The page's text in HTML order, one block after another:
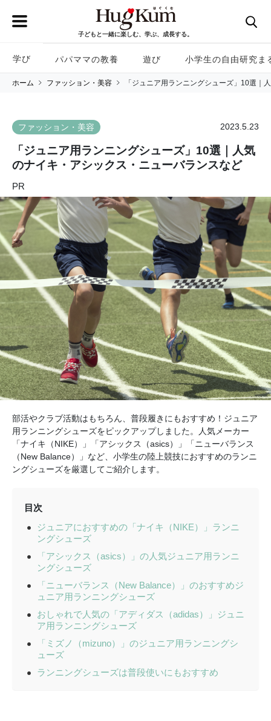
子どもと一緒に楽しむ、学ぶ、成長する。
学び パパママの教養 遊び 小学生の自由研究ま
ホーム ファッション・美容 「ジュニア用ランニングシューズ」10選｜
ファッション・美容 2023.5.23
「ジュニア用ランニングシューズ」10選｜人気
のナイキ・アシックス・ニューバランスなど
PR
部活やクラブ活動はもちろん、普段履きにもおすすめ！ジュニア
用ランニングシューズをピックアップしました。人気メーカー
「ナイキ（NIKE）」「アシックス（asics）」「ニューバランス
（New Balance）」など、小学生の陸上競技におすすめのランニ
ングシューズを厳選してご紹介します。
目次
ジュニアにおすすめの「ナイキ（NIKE）」ランニ
ングシューズ
「アシックス（asics）」の人気ジュニア用ランニ
ングシューズ
「ニューバランス（New Balance）」のおすすめジ
ュニア用ランニングシューズ
おしゃれで人気の「アディダス（adidas）」ジュニ
ア用ランニングシューズ
「ミズノ（mizuno）」のジュニア用ランニングシ
ューズ
ランニングシューズは普段使いにもおすすめ